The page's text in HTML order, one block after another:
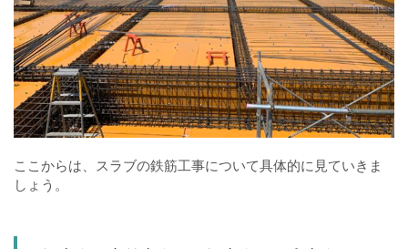
ここからは、スラブの鉄筋工事について具体的に見ていきま
しょう。